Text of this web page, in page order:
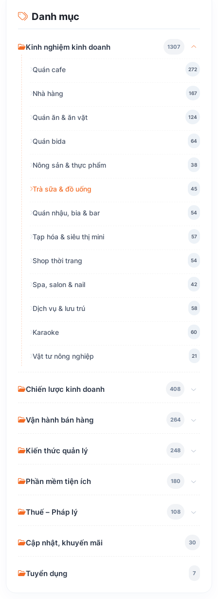
Danh mục
Kinh nghiệm kinh doanh 1307
Quán cafe 272
Nhà hàng 167
Quán ăn & ăn vặt 124
Quán bida 64
Nông sản & thực phẩm 38
Trà sữa & đồ uống 45
Quán nhậu, bia & bar 54
Tạp hóa & siêu thị mini 57
Shop thời trang 54
Spa, salon & nail 42
Dịch vụ & lưu trú 58
Karaoke 60
Vật tư nông nghiệp 21
Chiến lược kinh doanh 408
Vận hành bán hàng 264
Kiến thức quản lý 248
Phần mềm tiện ích 180
Thuế – Pháp lý 108
Cập nhật, khuyến mãi 30
Tuyển dụng 7